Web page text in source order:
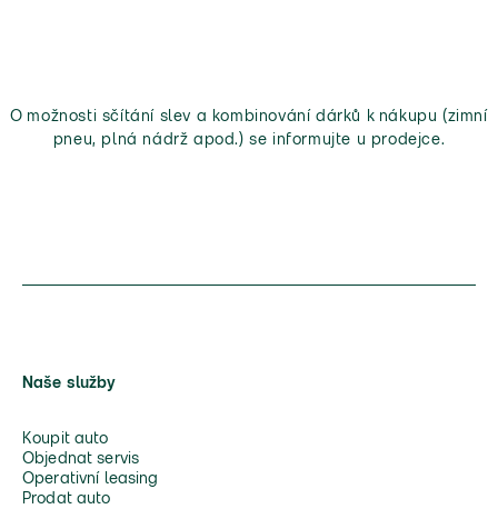
O možnosti sčítání slev a kombinování dárků k nákupu (zimní
pneu, plná nádrž apod.) se informujte u prodejce.
Naše služby
Koupit auto
Objednat servis
Operativní leasing
Prodat auto